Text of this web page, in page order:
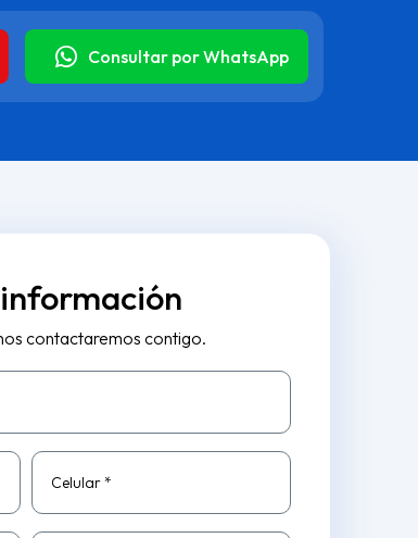
Consultar por WhatsApp
contactaremos contigo.
Celular *